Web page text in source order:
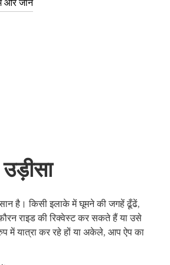
और जानें
है। किसी इलाके में घूमने की जगहें ढूँढें,
राइड की रिक्वेस्ट कर सकते हैं या उसे
में यात्रा कर रहे हों या अकेले, आप ऐप का